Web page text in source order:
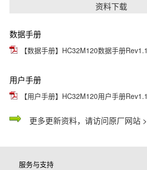
资料下载
数据手册
【数据手册】HC32M120数据手册Rev1.1
用户手册
【用户手册】HC32M120用户手册Rev1.1
更多更新资料，请访问原厂网站 >
服务与支持